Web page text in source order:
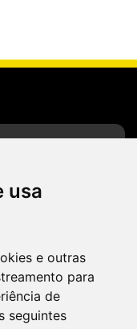
usa
e outras
para
de
seguintes
Brasil 21, 20º
915 - Brasília/DF